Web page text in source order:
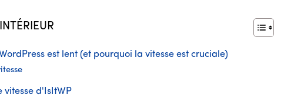
est lent (et pourquoi la vitesse est cruciale)
vitesse d'IsItWP